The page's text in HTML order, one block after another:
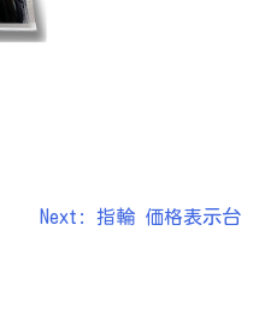
Next: 指輪 価格表示台